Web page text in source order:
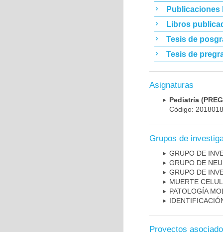
Publicaciones
Libros
Tesis de
Tesis de
Asignaturas
Pediatría
Código:
Grupos de
GRUPO DE
GRUPO DE
GRUPO DE
MUERTE
PATOLOGÍA
Proyectos